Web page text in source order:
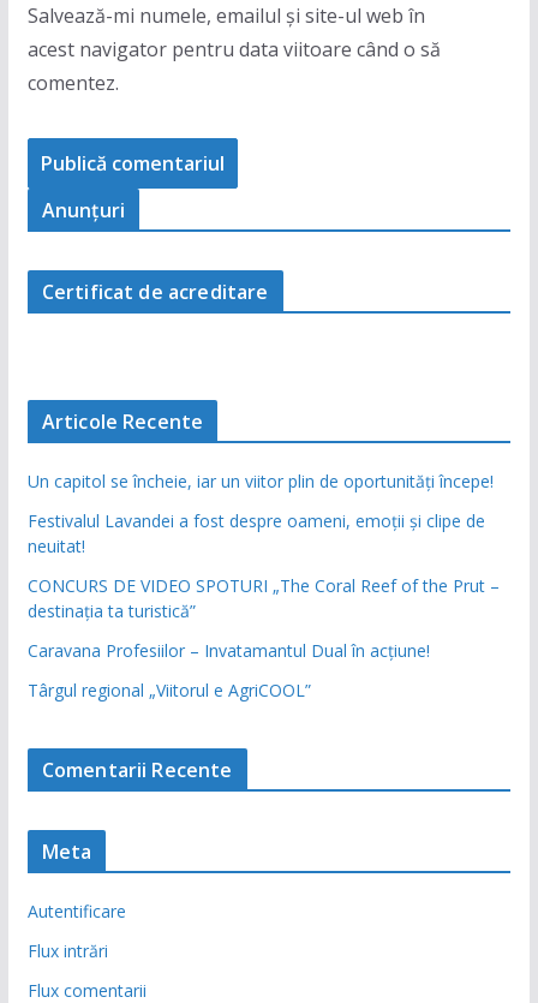
Salvează-mi numele, emailul și site-ul web în
acest navigator pentru data viitoare când o să
comentez.
Anunţuri
Certificat de acreditare
Articole Recente
Un capitol se încheie, iar un viitor plin de oportunități începe!
Festivalul Lavandei a fost despre oameni, emoții și clipe de
neuitat!
CONCURS DE VIDEO SPOTURI „The Coral Reef of the Prut –
destinația ta turistică”
Caravana Profesiilor – Invatamantul Dual în acțiune!
Târgul regional „Viitorul e AgriCOOL”
Comentarii Recente
Meta
Autentificare
Flux intrări
Flux comentarii